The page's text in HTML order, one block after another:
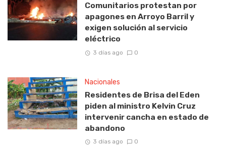
Comunitarios protestan por
apagones en Arroyo Barril y
exigen solución al servicio
eléctrico
3 días ago 0
Nacionales
Residentes de Brisa del Eden
piden al ministro Kelvin Cruz
intervenir cancha en estado de
abandono
3 días ago 0